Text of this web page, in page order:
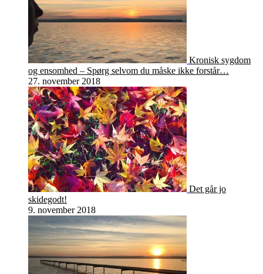
Kronisk sygdom
og ensomhed – Spørg selvom du måske ikke forstår…
27. november 2018
Det går jo
skidegodt!
9. november 2018